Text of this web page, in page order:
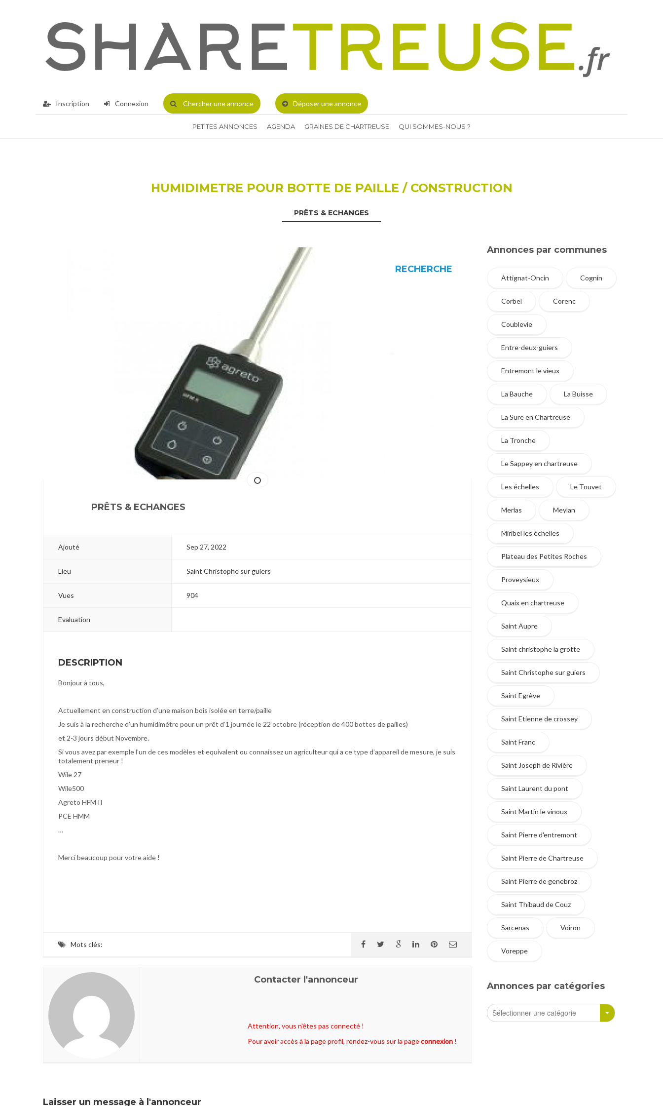
Inscription Connexion Chercherune annonce Déposer une annonce
PETITES ANNONCES AGENDA GRAINES DE CHARTREUSE QUI SOMMES-NOUS ?
HUMIDIMETRE POUR BOTTE DE PAILLE / CONSTRUCTION
PRÊTS & ECHANGES
RECHERCHE
PRÊTS & ECHANGES
Ajouté Sep 27, 2022
Lieu Saint Christophe sur guiers
Vues 904
Evaluation
DESCRIPTION
Bonjour à tous,
Actuellement en construction d’une maison bois isolée en terre/paille
Je suis à la recherche d’un humidimètre pour un prêt d’1 journée le 22 octobre (réception de 400 bottes de pailles)
et 2-3 jours début Novembre.
Si vous avez par exemple l’un de ces modèles et equivalent ou connaissez un agriculteur qui a ce type d’appareil de mesure, je suis
totalement preneur !
Wile 27
Wile500
Agreto HFM II
PCE HMM
…
Merci beaucoup pour votre aide !
Mots clés:
Contacter l'annonceur
Attention, vous n'êtes pas connecté !
Pour avoir accès à la page profil, rendez-vous sur la pageconnexion !
Laisser un message à l'annonceur
Annonces par communes
Attignat-Oncin Cognin
Corbel Corenc
Coublevie
Entre-deux-guiers
Entremont le vieux
La Bauche La Buisse
La Sure en Chartreuse
La Tronche
Le Sappey en chartreuse
Les échelles Le Touvet
Merlas Meylan
Miribel les échelles
Plateau des Petites Roches
Proveysieux
Quaix en chartreuse
Saint Aupre
Saint christophe la grotte
Saint Christophe sur guiers
Saint Egrève
Saint Etienne de crossey
Saint Franc
Saint Joseph de Rivière
Saint Laurent du pont
Saint Martin le vinoux
Saint Pierre d'entremont
Saint Pierre de Chartreuse
Saint Pierre de genebroz
Saint Thibaud de Couz
Sarcenas Voiron
Voreppe
Annonces par catégories